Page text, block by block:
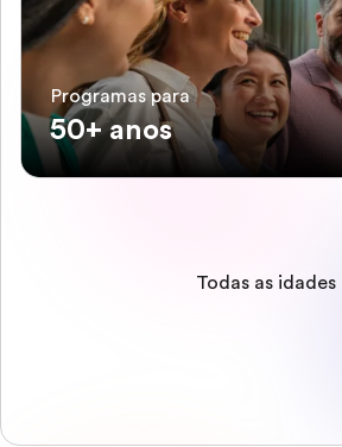
Programas para
50+ anos
Todas as idades